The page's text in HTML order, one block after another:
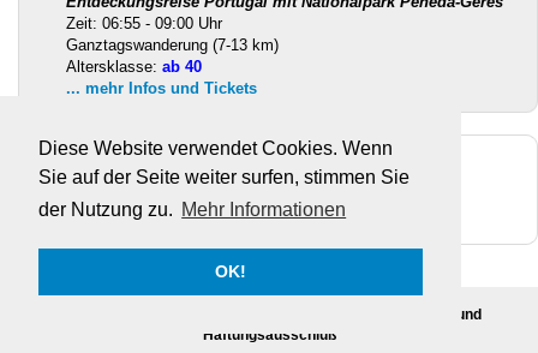
Diese Website verwendet Cookies. Wenn
Sie auf der Seite weiter surfen, stimmen Sie
der Nutzung zu. Mehr Informationen
OK!
Zeit: 06:55 - 09:00 Uhr
Ganztagswanderung (7-13 km)
Altersklasse: ab 40
... mehr Infos und Tickets
Facebook
Twitter
Youtube
Instagram
Teilnahmebedingungen und
Haftungsausschluß